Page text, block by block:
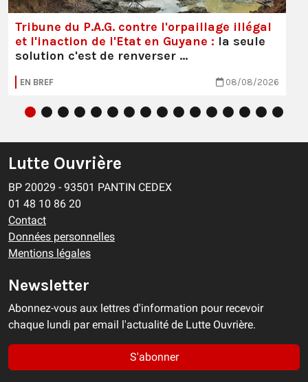
Tribune du P.A.G. contre l'orpaillage illégal
et l'inaction de l'Etat en Guyane : la seule
solution c'est de renverser …
EN BREF 08/08/2026
Lutte Ouvrière
BP 20029 - 93501 PANTIN CEDEX
01 48 10 86 20
Contact
Données personnelles
Mentions légales
Newsletter
Abonnez-vous aux lettres d'information pour recevoir
chaque lundi par email l'actualité de Lutte Ouvrière.
S'abonner